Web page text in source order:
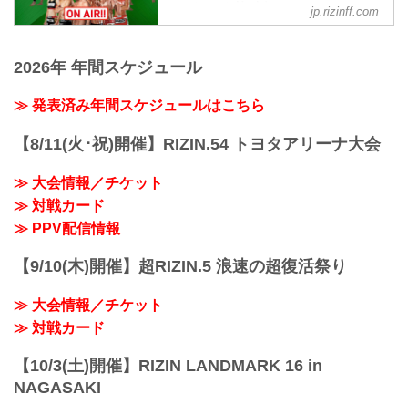
裏話など、格闘技業界に長く携わってい
ャン斉藤氏がお贈りする、RIZINの
タート！
普段はあまり聞くことが出来ない格闘技
業界の裏話や、ラジオだからこそ話せる
ギリギリのトークが聴けるかも…？！是
の裏話など、格闘技業界に長く携わって
いる二人だからこそ話せる、貴重なトー
jp.rizinff.com
2026年 年間スケジュール
≫ 発表済み年間スケジュールはこちら
【8/11(火･祝)開催】RIZIN.54 トヨタアリーナ大会
≫ 大会情報／チケット
≫ 対戦カード
≫ PPV配信情報
【9/10(木)開催】超RIZIN.5 浪速の超復活祭り
≫ 大会情報／チケット
≫ 対戦カード
【10/3(土)開催】RIZIN LANDMARK 16 in
NAGASAKI